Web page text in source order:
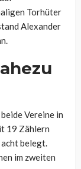
Torhüter
Alexander
Vereine in
19 Zählern
belegt.
im zweiten